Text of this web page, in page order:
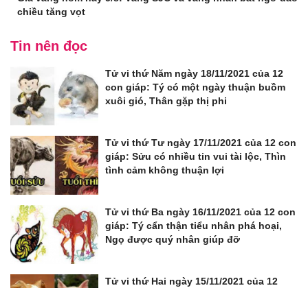
chiều tăng vọt
Tin nên đọc
Tử vi thứ Năm ngày 18/11/2021 của 12
con giáp: Tý có một ngày thuận buồm
xuôi gió, Thân gặp thị phi
Tử vi thứ Tư ngày 17/11/2021 của 12 con
giáp: Sửu có nhiều tin vui tài lộc, Thìn
tình cảm không thuận lợi
Tử vi thứ Ba ngày 16/11/2021 của 12 con
giáp: Tý cẩn thận tiểu nhân phá hoại,
Ngọ được quý nhân giúp đỡ
Tử vi thứ Hai ngày 15/11/2021 của 12